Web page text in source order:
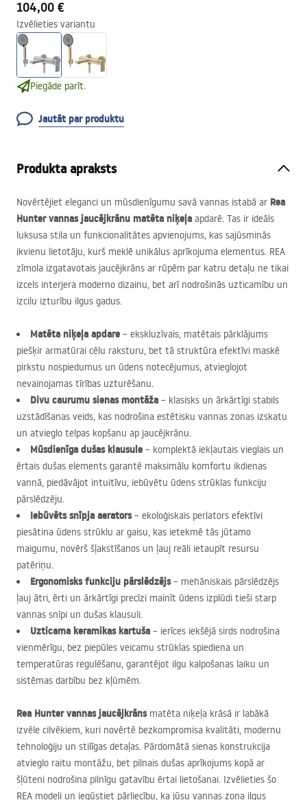
104,00 €
Izvēlieties variantu
Piegāde parīt.
Jautāt par produktu
Produkta apraksts
Novērtējiet eleganci un mūsdienīgumu savā vannas istabā ar Rea
Hunter vannas jaucējkrānu matēta niķeļa apdarē. Tas ir ideāls
luksusa stila un funkcionalitātes apvienojums, kas sajūsminās
ikvienu lietotāju, kurš meklē unikālus aprīkojuma elementus. REA
zīmola izgatavotais jaucējkrāns ar rūpēm par katru detaļu ne tikai
izcels interjera moderno dizainu, bet arī nodrošinās uzticamību un
izcilu izturību ilgus gadus.
Matēta niķeļa apdare – ekskluzīvais, matētais pārklājums
piešķir armatūrai cēlu raksturu, bet tā struktūra efektīvi maskē
pirkstu nospiedumus un ūdens notecējumus, atvieglojot
nevainojamas tīrības uzturēšanu.
Divu caurumu sienas montāža – klasisks un ārkārtīgi stabils
uzstādīšanas veids, kas nodrošina estētisku vannas zonas izskatu
un atvieglo telpas kopšanu ap jaucējkrānu.
Mūsdienīga dušas klausule – komplektā iekļautais vieglais un
ērtais dušas elements garantē maksimālu komfortu ikdienas
vannā, piedāvājot intuitīvu, iebūvētu ūdens strūklas funkciju
pārslēdzēju.
Iebūvēts snīpja aerators– ekoloģiskais perlators efektīvi
piesātina ūdens strūklu ar gaisu, kas ietekmē tās jūtamo
maigumu, novērš šļakstīšanos un ļauj reāli ietaupīt resursu
patēriņu.
Ergonomisks funkciju pārslēdzējs– mehāniskais pārslēdzējs
ļauj ātri, ērti un ārkārtīgi precīzi mainīt ūdens izplūdi tieši starp
vannas snīpi un dušas klausuli.
Uzticama keramikas kartuša – ierīces iekšējā sirds nodrošina
vienmērīgu, bez piepūles veicamu strūklas spiediena un
temperatūras regulēšanu, garantējot ilgu kalpošanas laiku un
sistēmas darbību bez kļūmēm.
Rea Hunter vannas jaucējkrānsmatēta niķeļa krāsā ir labākā
izvēle cilvēkiem, kuri novērtē bezkompromisa kvalitāti, modernu
tehnoloģiju un stilīgas detaļas. Pārdomātā sienas konstrukcija
atvieglo raitu montāžu, bet pilnais dušas aprīkojums kopā ar
šļūteni nodrošina pilnīgu gatavību ērtai lietošanai. Izvēlieties šo
REA modeli un iegūstiet pārliecību, ka jūsu vannas zona ilgus